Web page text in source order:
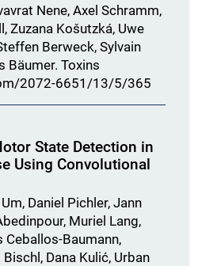
Nene, Axel Schramm,
Zuzana Košutzká, Uwe
Berweck, Sylvain
Bäumer. Toxins
2072-6651/13/5/365
State Detection in
Using Convolutional
Daniel Pichler, Jann
Muriel Lang,
Ceballos-Baumann,
Dana Kulić, Urban